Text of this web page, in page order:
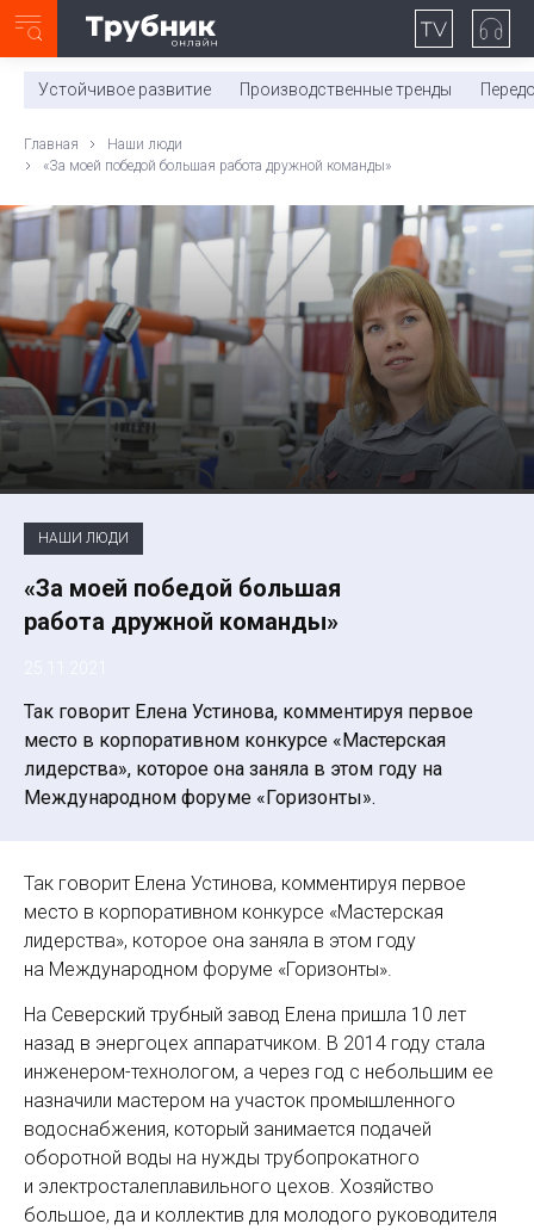
0:00/ 11:03
Устойчивое развитие Производственные тренды
Главная
Наши люди
«За моей победой большая работа дружной команды»
НАШИ ЛЮДИ
«За моей победой большая
работа дружной команды»
Так говорит Елена Устинова, комментируя первое
место в корпоративном конкурсе «Мастерская
лидерства», которое она заняла в этом году на
Международном форуме «Горизонты».
Так говорит Елена Устинова, комментируя первое
место в корпоративном конкурсе «Мастерская
лидерства», которое она заняла в этом году
на Международном форуме «Горизонты».
На Северский трубный завод Елена пришла 10 лет
назад в энергоцех аппаратчиком. В 2014 году стала
инженером-технологом, а через год с небольшим ее
назначили мастером на участок промышленного
водоснабжения, который занимается подачей
оборотной воды на нужды трубопрокатного
и электросталеплавильного цехов. Хозяйство
большое, да и коллектив для молодого руководителя